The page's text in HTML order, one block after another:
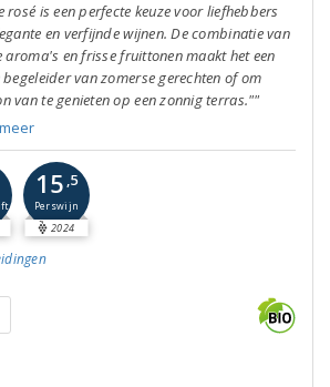
rosé is een perfecte keuze voor liefhebbers
en verfijnde wijnen. De combinatie van
aroma's en frisse fruittonen maakt het een
van zomerse gerechten of om
van te genieten op een zonnig terras.""
15 ,5
Perswijn
2024